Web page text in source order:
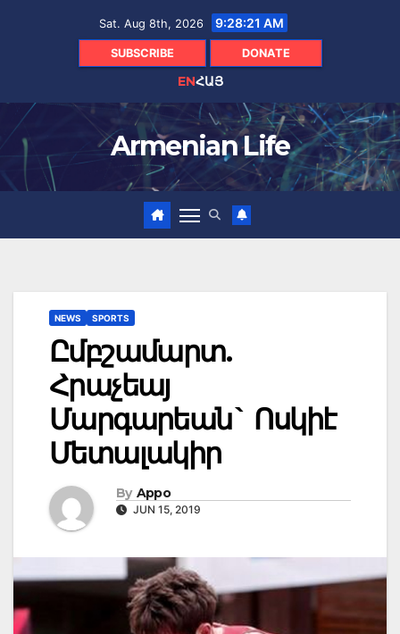
Sat. Aug 8th, 2026 9:28:22 AM
SUBSCRIBE DONATE
ENՀԱՅ
Armenian Life
NEWS SPORTS
Ըմբշամարտ.
Հրաչեայ
Մարգարեան` Ոսկիէ
Մետալակիր
By Appo
JUN 15, 2019